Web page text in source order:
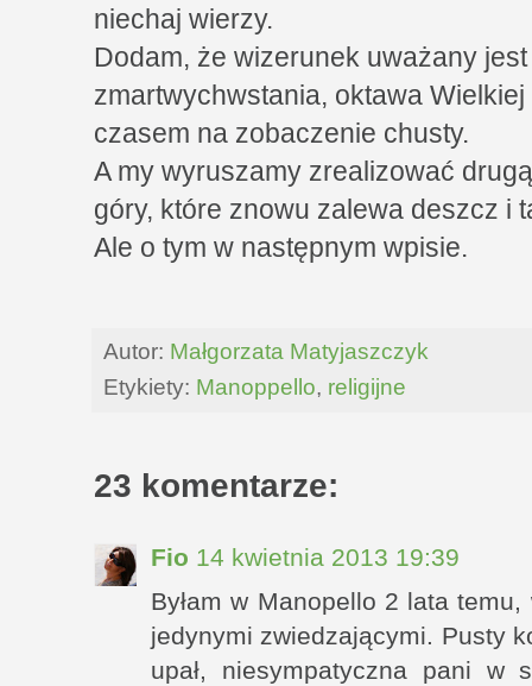
niechaj wierzy.
Dodam, że wizerunek uważany
zmartwychwstania, oktawa
czasem na zobaczenie chusty.
A my wyruszamy zrealizować
góry, które znowu zalewa deszcz i
Ale o tym w następnym wpisie.
Autor: Małgorzata Matyjaszczyk
Etykiety: Manoppello, religijne
23 komentarze:
Fio 14 kwietnia 2013 19:39
Byłam w Manopello 2 lata
jedynymi zwiedzającymi. Pusty
upał, niesympatyczna pani w